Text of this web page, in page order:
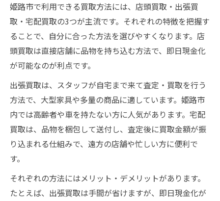
おもちゃや家具の買取ポイントを抑える方
法
姫路市内リサイクルショップの活用術
リサイクルショップの口コミと評判の見方
手軽にできる買取査定のコツとは
スマホで簡単にできる買取査定の流れ
買取査定額を上げるための事前準備法
写真撮影で査定が有利になるポイント
複数店で査定を比較する時の注意点
姫路市で利用できる買取方法には、店頭買取・出張買
取・宅配買取の3つが主流です。それぞれの特徴を把握す
ることで、自分に合った方法を選びやすくなります。店
頭買取は直接店舗に品物を持ち込む方法で、即日現金化
が可能なのが利点です。
出張買取は、スタッフが自宅まで来て査定・買取を行う
方法で、大型家具や多量の商品に適しています。姫路市
内では高齢者や車を持たない方に人気があります。宅配
買取は、品物を梱包して送付し、査定後に買取金額が振
り込まれる仕組みで、遠方の店舗や忙しい方に便利で
す。
それぞれの方法にはメリット・デメリットがあります。
たとえば、出張買取は手間が省けますが、即日現金化が